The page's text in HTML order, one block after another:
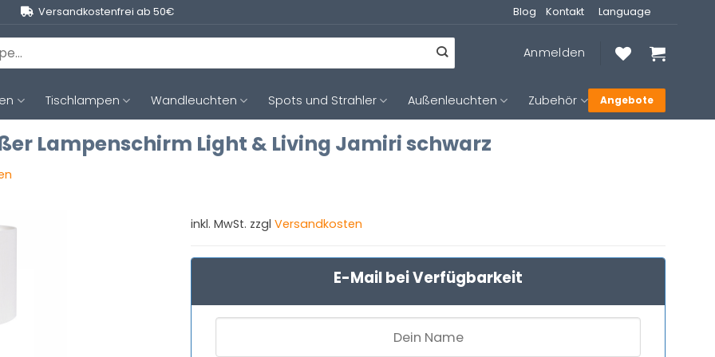
Versandkostenfrei ab 50€ Blog Kontakt Language
Anmelden
Tischlampen Wandleuchten Spots und Strahler Außenleuchten Zubehör Angebote
Lampenschirm Light & Living Jamiri schwarz
inkl. MwSt. zzgl Versandkosten
E-Mail bei Verfügbarkeit